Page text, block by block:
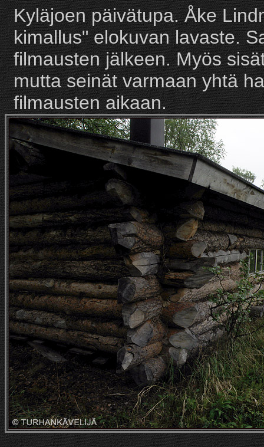
Kyläjoen päivätupa. Åke
kimallus" elokuvan lavaste.
filmausten jälkeen. Myös
mutta seinät varmaan yhtä
filmausten aikaan.